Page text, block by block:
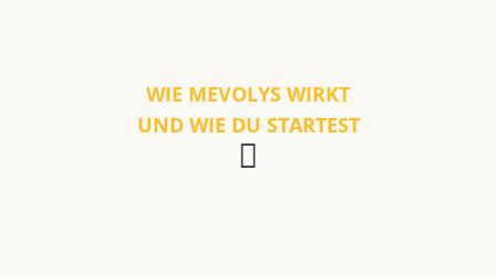
WIE MEVOLYS WIRKT
UND WIE DU STARTEST